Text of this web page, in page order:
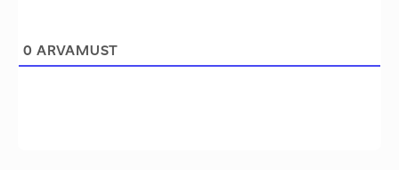
0 ARVAMUST